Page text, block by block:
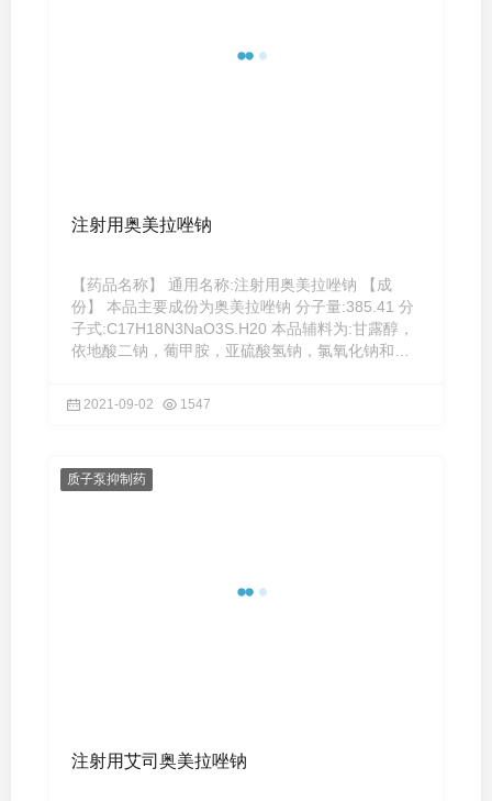
注射用奥美拉唑钠
【药品名称】 通用名称:注射用奥美拉唑钠 【成
份】 本品主要成份为奥美拉唑钠 分子量:385.41 分
子式:C17H18N3NaO3S.H20 本品辅料为:甘露醇，
依地酸二钠，葡甲胺，亚硫酸氢钠，氯氧化钠和注
2021-09-02 1547
质子泵抑制药
注射用艾司奥美拉唑钠